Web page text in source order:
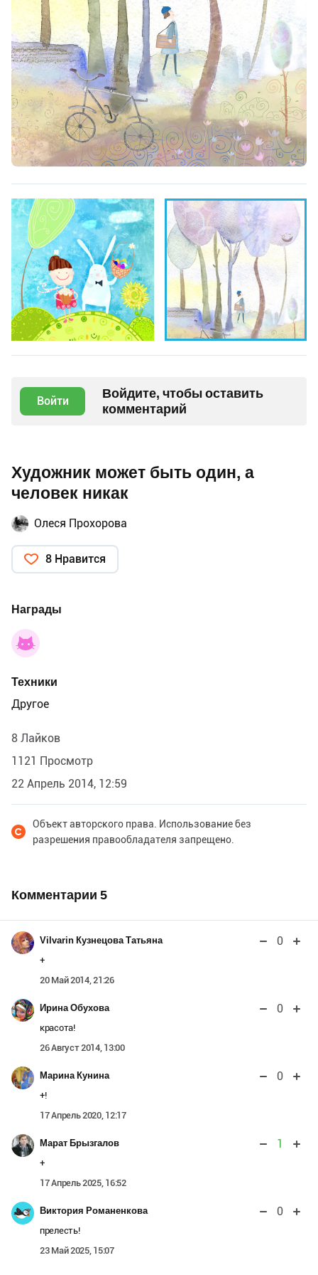
Войти
Войдите, чтобы оставить
комментарий
Художник может быть один, а
человек никак
Олеся Прохорова
8 Нравится
Награды
Техники
Другое
8 Лайков
1121 Просмотр
22 Апрель 2014, 12:59
Объект авторского права. Использование без
разрешения правообладателя запрещено.
Комментарии 5
Vilvarin Кузнецова Татьяна 0
+
20 Май 2014, 21:26
Ирина Обухова 0
красота!
26 Август 2014, 13:00
Марина Кунина 0
+!
17 Апрель 2020, 12:17
Марат Брызгалов 1
+
17 Апрель 2025, 16:52
Виктория Романенкова 0
прелесть!
23 Май 2025, 15:07